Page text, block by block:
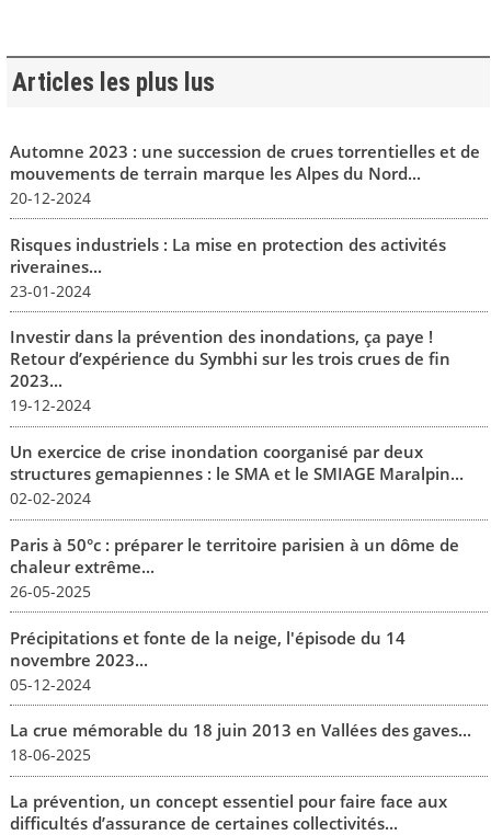
Articles les plus lus
Automne 2023 : une succession de crues torrentielles et de
mouvements de terrain marque les Alpes du Nord...
20-12-2024
Risques industriels : La mise en protection des activités
riveraines...
23-01-2024
Investir dans la prévention des inondations, ça paye !
Retour d’expérience du Symbhi sur les trois crues de fin
2023...
19-12-2024
Un exercice de crise inondation coorganisé par deux
structures gemapiennes : le SMA et le SMIAGE Maralpin...
02-02-2024
Paris à 50°c : préparer le territoire parisien à un dôme de
chaleur extrême...
26-05-2025
Précipitations et fonte de la neige, l'épisode du 14
novembre 2023...
05-12-2024
La crue mémorable du 18 juin 2013 en Vallées des gaves...
18-06-2025
La prévention, un concept essentiel pour faire face aux
difficultés d’assurance de certaines collectivités...